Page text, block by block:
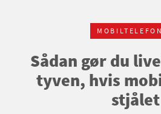
Sådan gør du
tyven, hvis
stjålet